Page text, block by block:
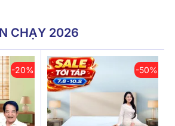
CHẠY 2026
-20% -50%